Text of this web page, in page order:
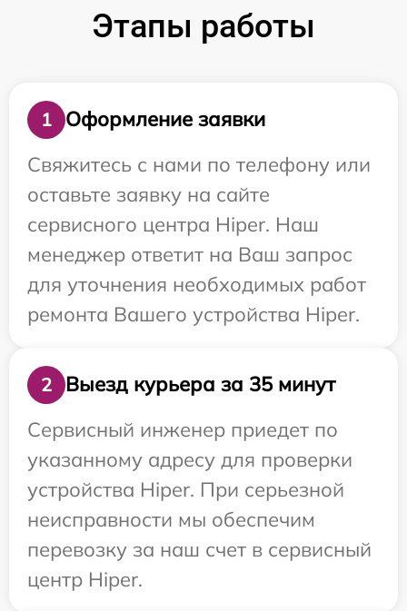
Этапы работы
1
Оформление заявки
Свяжитесь с нами по телефону или
оставьте заявку на сайте
сервисного центра Hiper. Наш
менеджер ответит на Ваш запрос
для уточнения необходимых работ
ремонта Вашего устройства Hiper.
2
Выезд курьера за 35 минут
Сервисный инженер приедет по
указанному адресу для проверки
устройства Hiper. При серьезной
неисправности мы обеспечим
перевозку за наш счет в сервисный
центр Hiper.